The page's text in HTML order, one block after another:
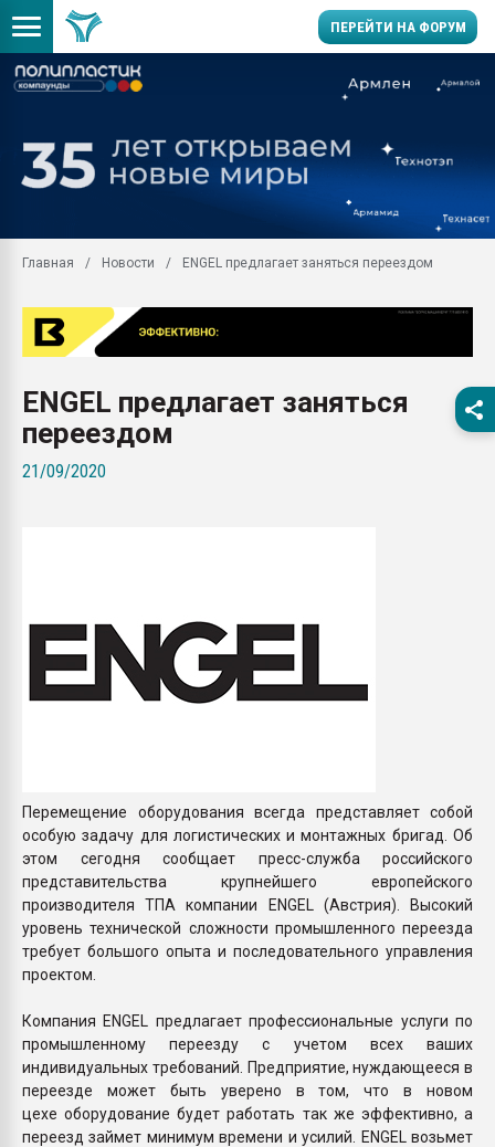
ПЕРЕЙТИ НА ФОРУМ
производство SPC
цикла
заводу пластмасс"
Помощь в подборе
Вакуум-формовочные
первый план в
Главная Новости ENGEL предлагает заняться переездом
ENGEL предлагает заняться
переездом
21/09/2020
Перемещение оборудования всегда представляет собой
особую задачу для логистических и монтажных бригад. Об
этом сегодня сообщает пресс-служба российского
представительства крупнейшего европейского
производителя ТПА компании ENGEL (Австрия). Высокий
уровень технической сложности промышленного переезда
требует большого опыта и последовательного управления
проектом.
Компания ENGEL предлагает профессиональные услуги по
промышленному переезду с учетом всех ваших
индивидуальных требований. Предприятие, нуждающееся в
переезде может быть уверено в том, что в новом
цехе оборудование будет работать так же эффективно, а
переезд займет минимум времени и усилий. ENGEL возьмет